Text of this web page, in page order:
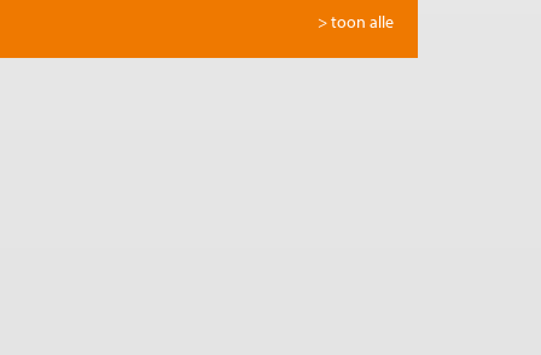
Filosofie en economie
> toon alle